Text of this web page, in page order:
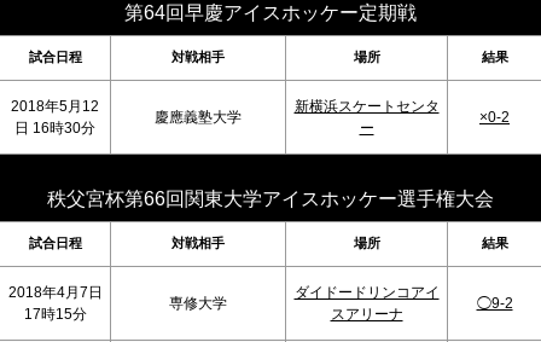
第64回早慶アイスホッケー定期戦
試合日程 対戦相手 場所 結果
2018年5月12
日 16時30分
慶應義塾大学
新横浜スケートセンタ
ー
×0-2
秩父宮杯第66回関東大学アイスホッケー選手権大会
試合日程 対戦相手 場所 結果
2018年4月7日
17時15分
専修大学
ダイドードリンコアイ
スアリーナ
◯9-2